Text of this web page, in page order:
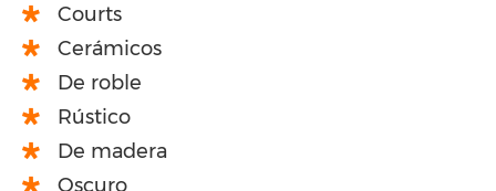
Courts
Cerámicos
De roble
Rústico
De madera
Oscuro